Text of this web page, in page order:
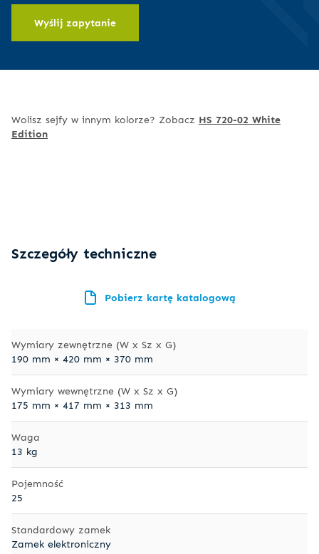
kod,
pozwala na
operacji,
chcesz, aby do sejfu miało dostęp więcej osób, a Ty
powinieneś wiedzieć, kto i kiedy otwierał sejf
Wyślij zapytanie
Wolisz sejfy w innym kolorze? Zobacz HS 720-02 White
Edition
Szczegóły techniczne
Pobierz kartę katalogową
Wymiary zewnętrzne (W x Sz x G)
190 mm × 420 mm × 370 mm
Wymiary wewnętrzne (W x Sz x G)
175 mm × 417 mm × 313 mm
Waga
13 kg
Pojemność
25
Standardowy zamek
Zamek elektroniczny